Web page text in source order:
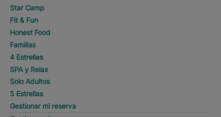
Star Camp
Fit & Fun
Honest Food
Familias
4 Estrellas
SPA y Relax
Solo Adultos
5 Estrellas
Gestionar mi reserva